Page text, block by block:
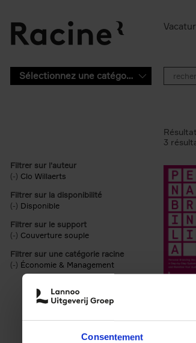
Consentement
Sélectionnez une catégorie
Filtrer sur l'auteur
(-) Remove Clo Willaerts filter
Clo Willaerts
Filtrer sur la disponibilité
(-) Remove Disponible filter
Disponible
Filtrer sur le support
(-) Remove Couverture souple filter
Couverture souple
Filtrer sur une catégorie racine
(-) Remove Économie & Management filter
Économie & Management
3